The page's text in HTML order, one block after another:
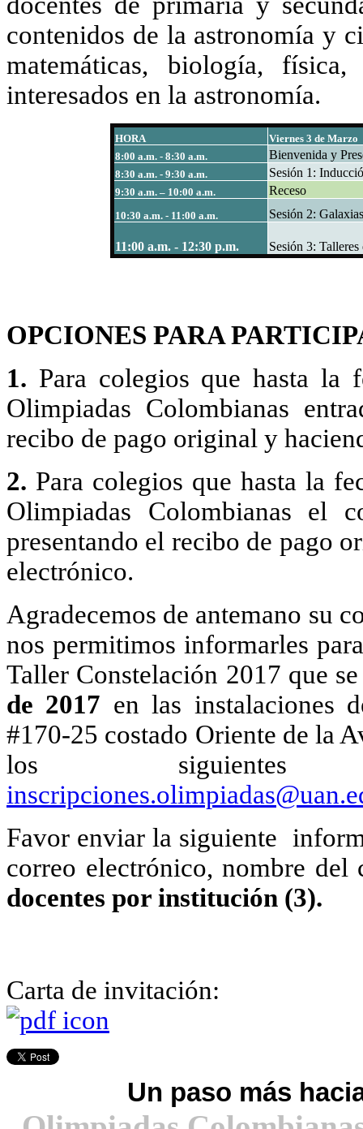
contenidos de la astronomía y
matemáticas, biología,
interesados en la astronomía.
HORA
Viernes 3 de Marzo
8:00 a.m. - 8:30 a.m.
Bienvenida y
8:30 a.m. - 9:30 a.m. Sesión 1:
9:30 a.m. – 10:00 a.m. Receso
10:30 a.m. - 11:00 a.m. Sesión 2:
11:00 a.m. - 12:30 p.m. Sesión 3:
OPCIONES PARA
1. Para colegios que hasta la
Olimpiadas Colombianas
recibo de pago original y
2. Para colegios que hasta la
Olimpiadas Colombianas el
presentando el recibo de pago
electrónico.
Agradecemos de antemano su
nos permitimos informarles
Taller Constelación 2017 que
de 2017 en las instalaciones
#170-25 costado Oriente de la
los siguientes
Favor enviar la siguiente
correo electrónico, nombre
docentes por institución (3).
Carta de invitación:
Un paso más